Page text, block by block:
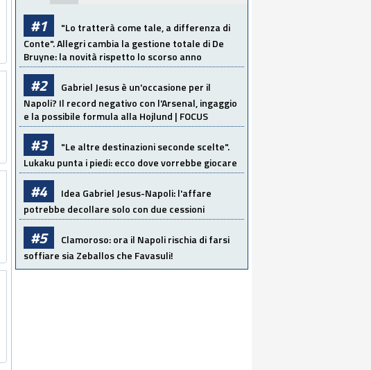
#1 "Lo tratterà come tale, a differenza di
Conte". Allegri cambia la gestione totale di De
Bruyne: la novità rispetto lo scorso anno
#2 Gabriel Jesus è un'occasione per il
Napoli? Il record negativo con l'Arsenal, ingaggio
e la possibile formula alla Hojlund | FOCUS
#3 "Le altre destinazioni seconde scelte".
Lukaku punta i piedi: ecco dove vorrebbe giocare
#4 Idea Gabriel Jesus-Napoli: l'affare
potrebbe decollare solo con due cessioni
#5 Clamoroso: ora il Napoli rischia di farsi
soffiare sia Zeballos che Favasuli!